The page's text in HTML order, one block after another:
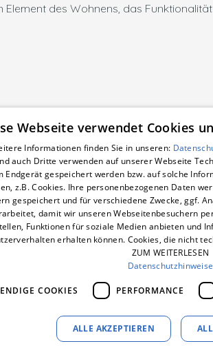
des Wohnens, das
Unsere Bereiche
smart-box
Wärmepumpe
Photovoltaik
Dynamischer Stromtarif
E-Mobilität
Webseite verwendet Cookies
Informationen finden Sie in unseren:
auch Dritte verwenden auf unserer Webseite
Endgerät gespeichert werden bzw. auf solche
z.B. Cookies. Ihre personenbezogenen Daten
gespeichert und für verschiedene Zwecke, ggf.
damit wir unseren Webseitenbesuchern
Funktionen für soziale Medien anbieten und
erhalten können. Cookies, die nicht
ZUM WEITERLESEN
Datenschutzhinweise
COOKIES PERFORMANCE
ALLE AKZEPTIEREN